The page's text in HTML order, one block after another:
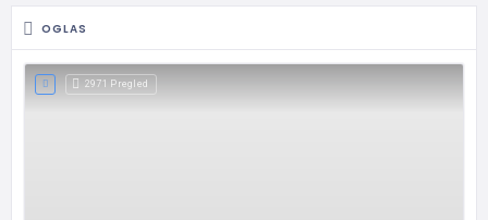
OGLAS
2971 Pregled